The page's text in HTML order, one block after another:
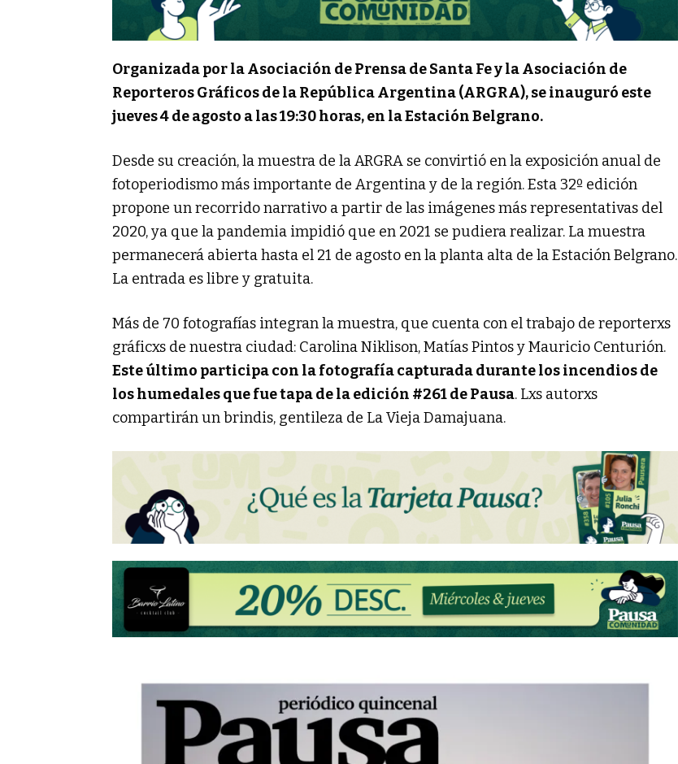
Organizada por la Asociación de Prensa de Santa Fe y la Asociación de
Reporteros Gráficos de la República Argentina (ARGRA), se inauguró este
jueves 4 de agosto a las 19:30 horas, en la Estación Belgrano.
Desde su creación, la muestra de la ARGRA se convirtió en la exposición anual de
fotoperiodismo más importante de Argentina y de la región. Esta 32º edición
propone un recorrido narrativo a partir de las imágenes más representativas del
2020, ya que la pandemia impidió que en 2021 se pudiera realizar. La muestra
permanecerá abierta hasta el 21 de agosto en la planta alta de la Estación Belgrano.
La entrada es libre y gratuita.
Más de 70 fotografías integran la muestra, que cuenta con el trabajo de reporterxs
gráficxs de nuestra ciudad: Carolina Niklison, Matías Pintos y Mauricio Centurión.
Este último participa con la fotografía capturada durante los incendios de
los humedales que fue tapa de la edición #261 de Pausa. Lxs autorxs
compartirán un brindis, gentileza de La Vieja Damajuana.